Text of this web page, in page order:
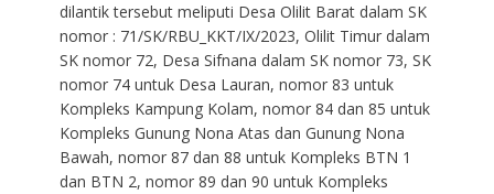
dilantik tersebut meliputi Desa Olilit Barat dalam SK
nomor : 71/SK/RBU_KKT/IX/2023, Olilit Timur dalam
SK nomor 72, Desa Sifnana dalam SK nomor 73, SK
nomor 74 untuk Desa Lauran, nomor 83 untuk
Kompleks Kampung Kolam, nomor 84 dan 85 untuk
Kompleks Gunung Nona Atas dan Gunung Nona
Bawah, nomor 87 dan 88 untuk Kompleks BTN 1
dan BTN 2, nomor 89 dan 90 untuk Kompleks